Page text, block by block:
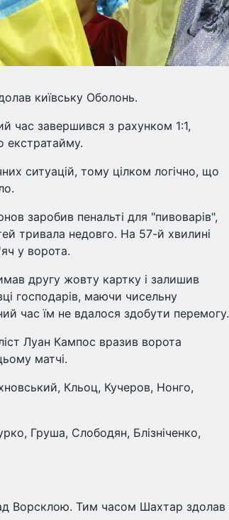
київську Оболонь.
час завершився з рахунком 1:1,
екстратайму.
ситуацій, тому цілком логічно, що
заробив пенальті для "пивоварів",
тривала недовго. На 57-й хвилині
у ворота.
другу жовту картку і залишив
господарів, маючи чисельну
час їм не вдалося здобути перемогу.
Луан Кампос вразив ворота
матчі.
Кльоц, Кучеров, Нонго,
Груша, Слободян, Блізніченко,
Ворсклою. Тим часом Шахтар здолав